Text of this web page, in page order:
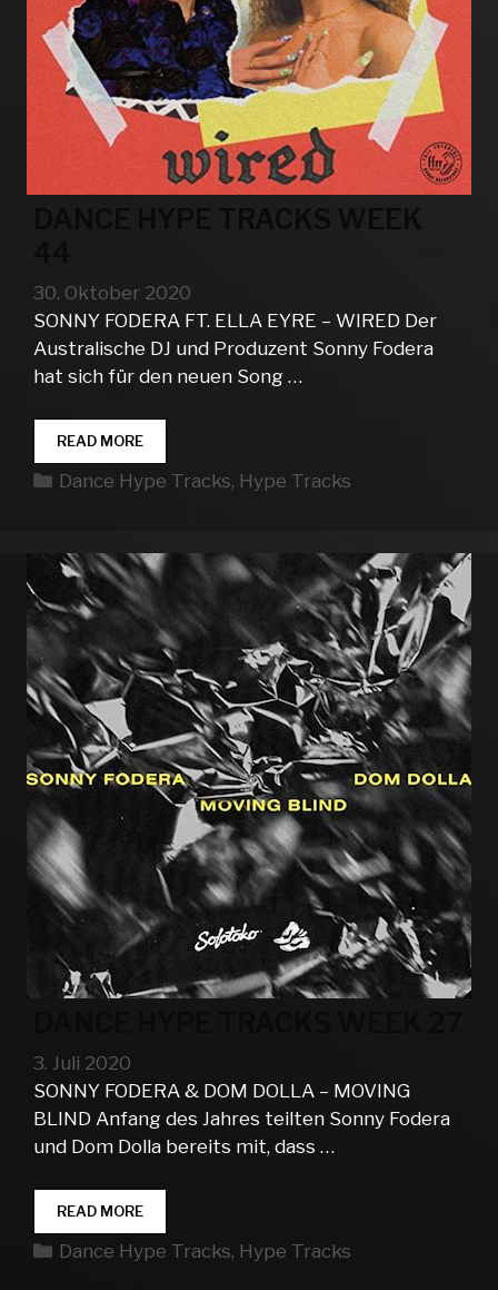
30. Oktober 2020
SONNY FODERA FT. ELLA EYRE – WIRED Der
Australische DJ und Produzent Sonny Fodera
hat sich für den neuen Song …
READ MOREDANCE
HYPE
TRACKS
Kategorien
Dance Hype Tracks, Hype Tracks
3. Juli 2020
SONNY FODERA & DOM DOLLA – MOVING
BLIND Anfang des Jahres teilten Sonny Fodera
und Dom Dolla bereits mit, dass …
READ MOREDANCE
HYPE
TRACKS
Kategorien
Dance Hype Tracks, Hype Tracks